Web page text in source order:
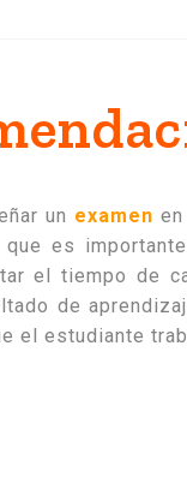
un examen
es
el tiempo de
de
el estudiante